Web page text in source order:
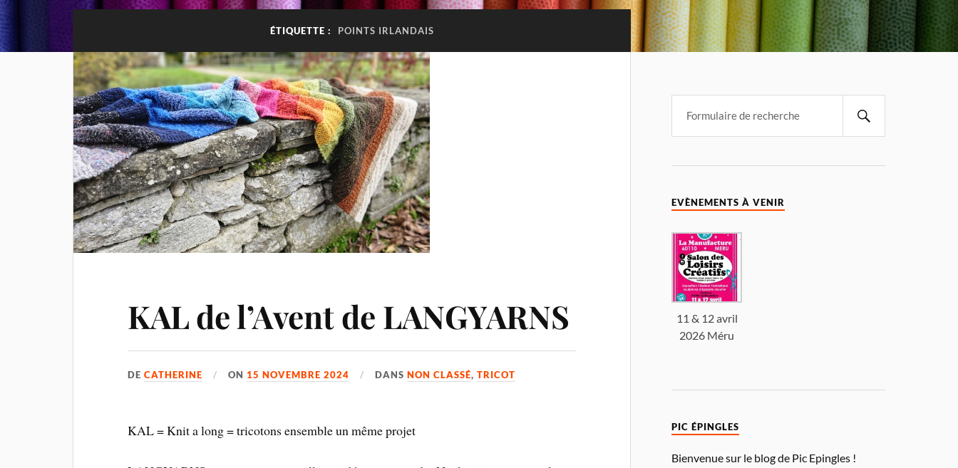
ÉTIQUETTE : POINTS IRLANDAIS
KAL de l’Avent de LANGYARNS
DECATHERINE ON 15 NOVEMBRE 2024 DANSNON CLASSÉ,TRICOT
KAL = Knit a long = tricotons ensemble un même projet
EVÈNEMENTS À VENIR
11 & 12 avril
2026 Méru
PIC ÉPINGLES
Bienvenue sur le blog de Pic Epingles !